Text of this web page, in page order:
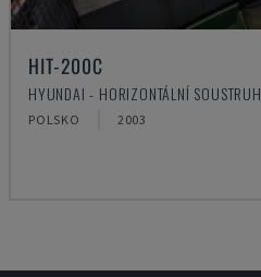
HIT-200C
HYUNDAI - HORIZONTÁLNÍ SOUSTRUH
POLSKO 2003